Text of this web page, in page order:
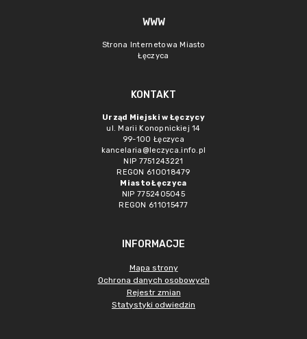
WWW
Strona Internetowa Miasto
Łęczyca
KONTAKT
Urząd Miejski w Łęczycy
ul. Marii Konopnickiej 14
99-100 Łęczyca
kancelaria@leczyca.info.pl
NIP 7751243221
REGON 610018479
Miasto Łęczyca
NIP 7752405045
REGON 611015477
INFORMACJE
Mapa strony
Ochrona danych osobowych
Rejestr zmian
Statystyki odwiedzin